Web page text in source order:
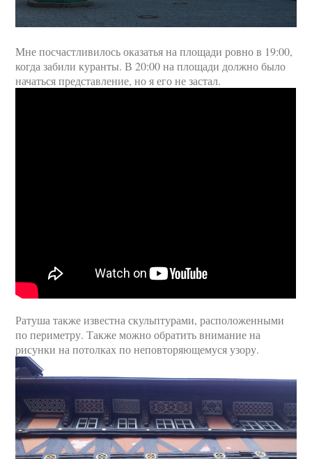
Мне посчастливилось оказатья на площади ровно в 19:00,
когда забили куранты. В 20:00 на площади должно было
начаться представление, но я его не застал.
Ратуша также известна скульптурами, расположенными
по периметру. Также можно обратить внимание на
рисунки на потолках по неповторяющемуся узору.